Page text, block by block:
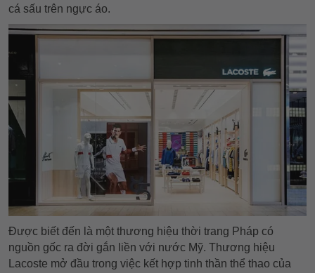
cá sấu trên ngực áo.
Được biết đến là một thương hiệu thời trang Pháp có
nguồn gốc ra đời gắn liền với nước Mỹ. Thương hiệu
Lacoste mở đầu trong việc kết hợp tinh thần thể thao của